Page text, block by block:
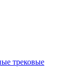
трековые